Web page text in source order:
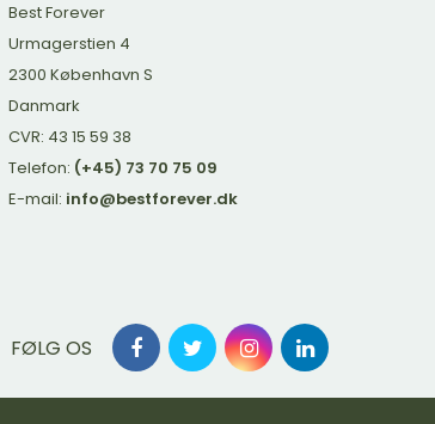
Best Forever
Urmagerstien 4
2300 København S
Danmark
CVR: 43 15 59 38
Telefon: (+45) 73 70 75 09
E-mail: info@bestforever.dk
FØLG OS